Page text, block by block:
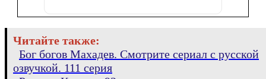
Читайте также:
Бог богов Махадев. Смотрите сериал с русской
озвучкой. 111 серия